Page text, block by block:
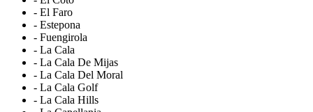
- El Faro
- Estepona
- Fuengirola
- La Cala
- La Cala De Mijas
- La Cala Del Moral
- La Cala Golf
- La Cala Hills